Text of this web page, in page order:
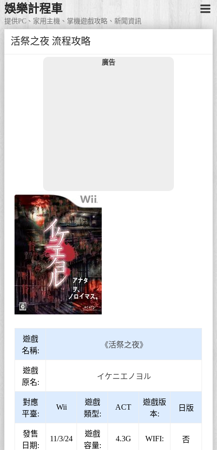
娛樂計程車
提供PC、家用主機、掌機遊戲攻略、新聞資訊
活祭之夜 流程攻略
廣告
遊戲
名稱:
《活祭之夜》
遊戲
原名:
イケニエノヨル
對應
平臺:
Wii
遊戲
類型:
ACT
遊戲版
本:
日版
發售
日期:
11/3/24
遊戲
容量:
4.3G WIFI: 否